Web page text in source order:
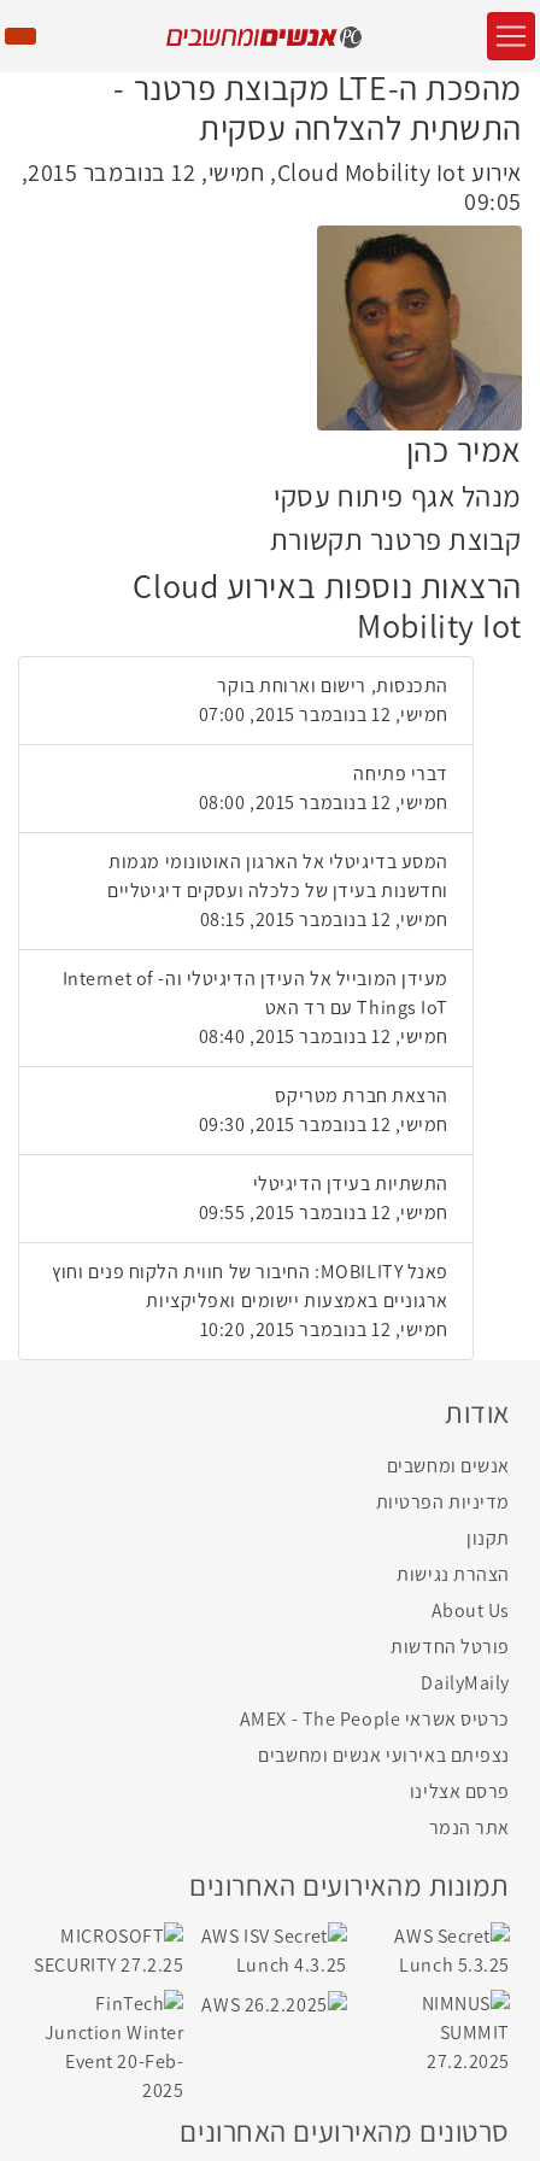
מהפכת ה-LTE מקבוצת פרטנר -
התשתית להצלחה עסקית
אירוע Cloud Mobility Iot, חמישי, 12 בנובמבר 2015,
09:05
אמיר כהן
מנהל אגף פיתוח עסקי
קבוצת פרטנר תקשורת
הרצאות נוספות באירוע Cloud
Mobility Iot
התכנסות, רישום וארוחת בוקר
חמישי, 12 בנובמבר 2015, 07:00
דברי פתיחה
חמישי, 12 בנובמבר 2015, 08:00
המסע בדיגיטלי אל הארגון האוטונומי מגמות
וחדשנות בעידן של כלכלה ועסקים דיגיטליים
חמישי, 12 בנובמבר 2015, 08:15
מעידן המובייל אל העידן הדיגיטלי וה- Internet of
Things IoT עם רד האט
חמישי, 12 בנובמבר 2015, 08:40
הרצאת חברת מטריקס
חמישי, 12 בנובמבר 2015, 09:30
התשתיות בעידן הדיגיטלי
חמישי, 12 בנובמבר 2015, 09:55
פאנל MOBILITY: החיבור של חווית הלקוח פנים וחוץ
ארגוניים באמצעות יישומים ואפליקציות
חמישי, 12 בנובמבר 2015, 10:20
אודות
אנשים ומחשבים
מדיניות הפרטיות
תקנון
הצהרת נגישות
About Us
פורטל החדשות
DailyMaily
כרטיס אשראי AMEX - The People
נצפיתם באירועי אנשים ומחשבים
פרסם אצלינו
אתר הנמר
תמונות מהאירועים האחרונים
סרטונים מהאירועים האחרונים